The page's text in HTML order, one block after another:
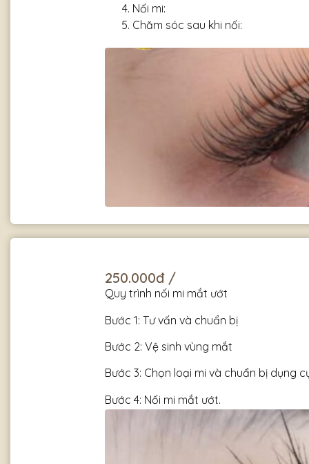
Nối mi:
Chăm sóc sau khi nối:
250.000đ /
Quy trình nối mi mắt ướt
Bước 1: Tư vấn và chuẩn bị
Bước 2: Vệ sinh vùng mắt
Bước 3: Chọn loại mi và chuẩn bị dụng
Bước 4: Nối mi mắt ướt.
Bước 6: Hướng dẫn chăm sóc